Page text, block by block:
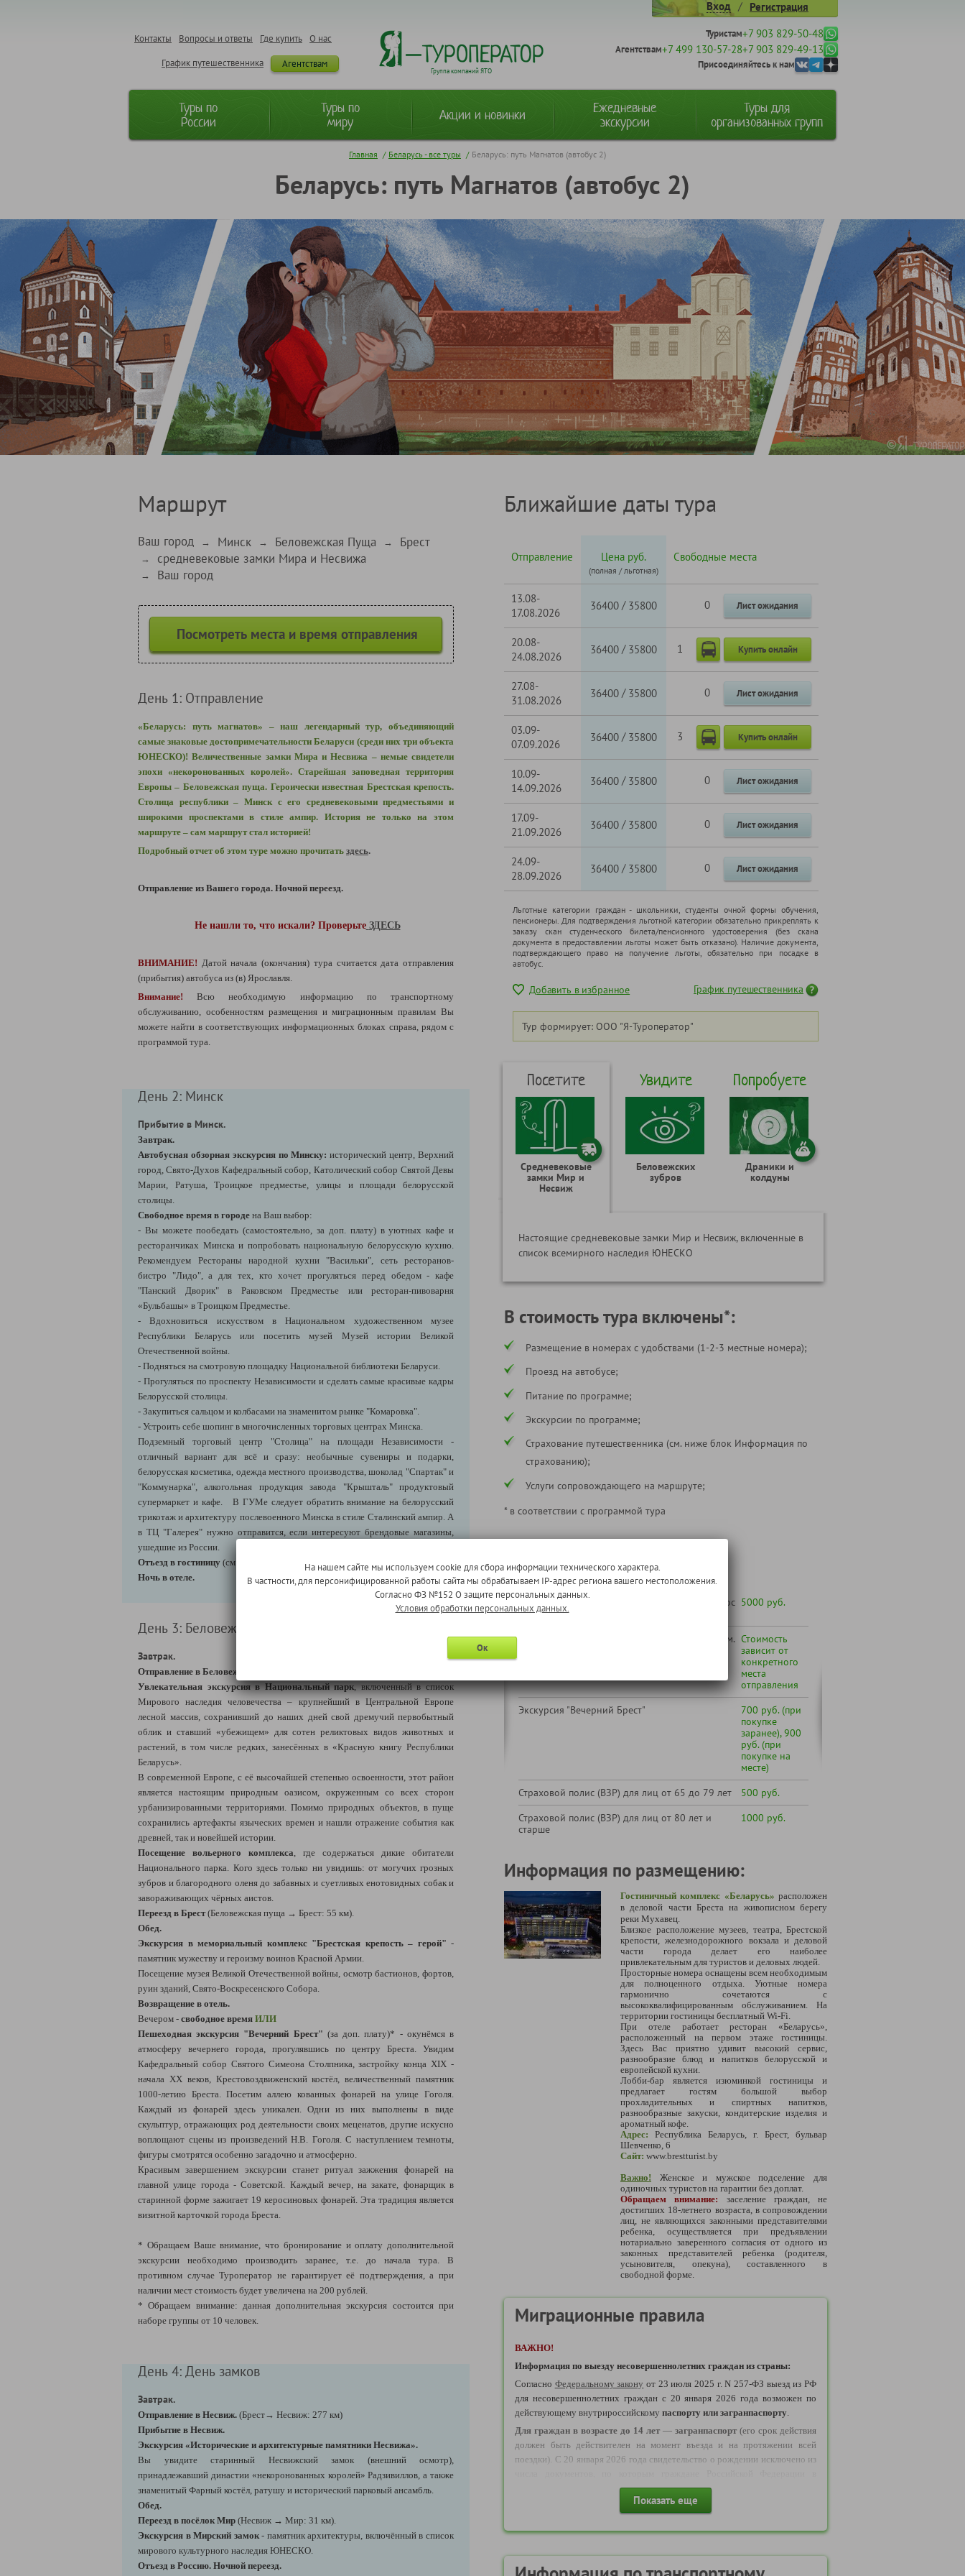
Вход / Регистрация
О нас
Где купить
Вопросы и ответы
Контакты
Агентствам
График путешественника
Группа компаний ЯТО
Туристам+7 903 829-50-48
Агентствам+7 499 130-57-28+7 903 829-49-13
Присоединяйтесь к нам
Туры по
России
Туры по
миру
Акции и новинки
Ежедневные
экскурсии
Туры для
организованных групп
Главная / Беларусь - все туры / Беларусь: путь Магнатов (автобус 2)
Беларусь: путь Магнатов (автобус 2)
Маршрут
Ваш город → Минск → Беловежская Пуща → Брест
→ средневековые замки Мира и Несвижа
→ Ваш город
Посмотреть места и время отправления
День 1: Отправление
«Беларусь: путь магнатов» – наш легендарный тур, объединяющий
самые знаковые достопримечательности Беларуси (среди них три объекта
ЮНЕСКО)! Величественные замки Мира и Несвижа – немые свидетели
эпохи «некоронованных королей». Старейшая заповедная территория
Европы – Беловежская пуща. Героически известная Брестская крепость.
Столица республики – Минск с его средневековыми предместьями и
широкими проспектами в стиле ампир. История не только на этом
маршруте – сам маршрут стал историей!
Подробный отчет об этом туре можно прочитать здесь.
Отправление из Вашего города. Ночной переезд.
Не нашли то, что искали? Проверьте ЗДЕСЬ
ВНИМАНИЕ! Датой начала (окончания) тура считается дата отправления
(прибытия) автобуса из (в) Ярославля.
Внимание!
Всю необходимую информацию по транспортному
обслуживанию, особенностям размещения и миграционным правилам Вы
можете найти в соответствующих информационных блоках справа, рядом с
программой тура.
День 2: Минск
Прибытие в Минск.
Завтрак.
Автобусная обзорная экскурсия по Минску:исторический центр, Верхний
город, Свято-Духов Кафедральный собор, Католический собор Святой Девы
Марии, Ратуша, Троицкое предместье, улицы и площади белорусской
столицы.
Свободное время в городе на Ваш выбор:
- Вы можете пообедать (самостоятельно, за доп. плату) в уютных кафе и
ресторанчиках Минска и попробовать национальную белорусскую кухню.
Рекомендуем Рестораны народной кухни "Васильки", сеть ресторанов-
бистро "Лидо", а для тех, кто хочет прогуляться перед обедом - кафе
"Панский Дворик" в Раковском Предместье или ресторан-пивоварня
«Бульбашы» в Троицком Предместье.
- Вдохновиться искусством в Национальном художественном музее
Республики Беларусь или посетить музей Музей истории Великой
Отечественной войны.
- Подняться на смотровую площадку Национальной библиотеки Беларуси.
- Прогуляться по проспекту Независимости и сделать самые красивые кадры
Белорусской столицы.
- Закупиться сальцом и колбасами на знаменитом рынке "Комаровка".
- Устроить себе шопинг в многочисленных торговых центрах Минска.
Подземный торговый центр "Столица" на площади Независимости -
отличный вариант для всё и сразу: необычные сувениры и подарки,
белорусская косметика, одежда местного производства, шоколад "Спартак" и
"Коммунарка", алкогольная продукция завода "Крышталь" продуктовый
супермаркет и кафе. В ГУМе следует обратить внимание на белорусский
трикотаж и архитектуру послевоенного Минска в стиле Сталинский ампир. А
в ТЦ "Галерея" нужно отправится, если интересуют брендовые магазины,
ушедшие из России.
Отъезд в гостиницу (см. блок "Информация по Размещению")
Ночь в отеле.
День 3: Беловежская пуща + Брест
Завтрак.
Отправление в Беловежскую пущу.
Увлекательная экскурсия в Национальный парк, включенный в список
Мирового наследия человечества – крупнейший в Центральной Европе
лесной массив, сохранивший до наших дней свой дремучий первобытный
облик и ставший «убежищем» для сотен реликтовых видов животных и
растений, в том числе редких, занесённых в «Красную книгу Республики
Беларусь».
В современной Европе, с её высочайшей степенью освоенности, этот район
является настоящим природным оазисом, окруженным со всех сторон
урбанизированными территориями. Помимо природных объектов, в пуще
сохранились артефакты языческих времен и нашли отражение события как
древней, так и новейшей истории.
Посещение вольерного комплекса , где содержаться дикие обитатели
Национального парка. Кого здесь только ни увидишь: от могучих грозных
зубров и благородного оленя до забавных и суетливых енотовидных собак и
завораживающих чёрных аистов.
Переезд в Брест(Беловежская пуща → Брест: 55 км).
Обед.
Экскурсия в мемориальный комплекс "Брестская крепость – герой" -
памятник мужеству и героизму воинов Красной Армии.
Посещение музея Великой Отечественной войны, осмотр бастионов, фортов,
руин зданий, Свято-Воскресенского Собора.
Возвращение в отель.
Вечером - свободное время ИЛИ
Пешеходная экскурсия "Вечерний Брест" (за доп. плату)* - окунёмся в
атмосферу вечернего города, прогулявшись по центру Бреста. Увидим
Кафедральный собор Святого Симеона Столпника, застройку конца XIX -
начала XX веков, Крестовоздвиженский костёл, величественный памятник
1000-летию Бреста. Посетим аллею кованных фонарей на улице Гоголя.
Каждый из фонарей здесь уникален. Одни из них выполнены в виде
скульптур, отражающих род деятельности своих меценатов, другие искусно
воплощают сцены из произведений Н.В. Гоголя. С наступлением темноты,
фигуры смотрятся особенно загадочно и атмосферно.
Красивым завершением экскурсии станет ритуал зажжения фонарей на
главной улице города - Советской. Каждый вечер, на закате, фонарщик в
старинной форме зажигает 19 керосиновых фонарей. Эта традиция является
визитной карточкой города Бреста.
* Обращаем Ваше внимание, что бронирование и оплату дополнительной
экскурсии необходимо производить заранее, т.е. до начала тура. В
противном случае Туроператор не гарантирует её подтверждения, а при
наличии мест стоимость будет увеличена на 200 рублей.
* Обращаем внимание: данная дополнительная экскурсия состоится при
наборе группы от 10 человек.
День 4: День замков
Завтрак.
Отправление в Несвиж. (Брест→ Несвиж: 277 км)
Прибытие в Несвиж.
Экскурсия «Исторические и архитектурные памятники Несвижа».
Вы увидите старинный Несвижский замок (внешний осмотр),
принадлежавший династии «некоронованных королей» Радзивиллов, а также
знаменитый Фарный костёл, ратушу и исторический парковый ансамбль.
Обед.
Переезд в посёлок Мир (Несвиж → Мир: 31 км).
Экскурсия в Мирский замок- памятник архитектуры, включённый в список
мирового культурного наследия ЮНЕСКО.
Отъезд в Россию. Ночной переезд.
Ближайшие даты тура
Отправление Цена руб.
(полная / льготная)
Свободные места
13.08-
17.08.2026
36400 / 35800 0 Лист ожидания
20.08-
24.08.2026
36400 / 35800 1 Купить онлайн
27.08-
31.08.2026
36400 / 35800 0 Лист ожидания
03.09-
07.09.2026
36400 / 35800 3 Купить онлайн
10.09-
14.09.2026
36400 / 35800 0 Лист ожидания
17.09-
21.09.2026
36400 / 35800 0 Лист ожидания
24.09-
28.09.2026
36400 / 35800 0 Лист ожидания
Льготные категории граждан - школьники, cтуденты очной формы обучения,
пенсионеры. Для подтверждения льготной категории обязательно прикреплять к
заказу скан студенческого билета/пенсионного удостоверения (без скана
документа в предоставлении льготы может быть отказано). Наличие документа,
подтверждающего право на получение льготы, обязательно при посадке в
автобус.
Добавить в избранное График путешественника
Тур формирует: ООО "Я-Туроператор"
Посетите
Средневековые
замки Мир и
Несвиж
Увидите
Беловежских
зубров
Попробуете
Драники и
колдуны
Настоящие средневековые замки Мир и Несвиж, включенные в
список всемирного наследия ЮНЕСКО
В стоимость тура включены*:
Размещение в номерах с удобствами (1-2-3 местные номера);
Проезд на автобусе;
Питание по программе;
Экскурсии по программе;
Страхование путешественника (см. ниже блок Информация по
страхованию);
Услуги сопровождающего на маршруте;
* в соответствии с программой тура
1-местное размещение (по желанию под запрос
в ЛК)
5000 руб.
Надбавка за отправление из Вашего города (см. Стоимость
зависит от
конкретного
места
отправления
Экскурсия "Вечерний Брест"
700 руб. (при
покупке
заранее), 900
руб. (при
покупке на
месте)
Страховой полис (ВЗР) для лиц от 65 до 79 лет
500 руб.
Страховой полис (ВЗР) для лиц от 80 лет и
старше
1000 руб.
Информация по размещению:
Гостиничный комплекс «Беларусь» расположен
в деловой части Брестана живописном берегу
реки Мухавец.
Близкое расположение музеев, театра, Брестской
крепости, железнодорожного вокзала и деловой
части города делает его наиболее
привлекательным для туристов и деловых людей.
Просторные номера оснащены всем необходимым
для полноценного отдыха. Уютные номера
гармонично сочетаются с
высококвалифицированным обслуживанием. На
территории гостиницы бесплатный Wi-Fi.
При отеле работает ресторан «Беларусь»,
расположенный на первом этаже гостиницы.
Здесь Вас приятно удивит высокий сервис,
разнообразие блюд и напитков белорусской и
европейской кухни.
Лобби-бар является изюминкой гостиницы и
предлагает гостям большой выбор
прохладительных и спиртных напитков,
разнообразные закуски, кондитерские изделия и
ароматный кофе.
Адрес:
Республика Беларусь, г. Брест, бульвар
Шевченко, 6
Сайт: www.brestturist.by
Важно!
Женское и мужское подселение для
одиночных туристов на гарантии без доплат.
Обращаем внимание: заселение граждан, не
достигших 18-летнего возраста, в сопровождении
лиц, не являющихся законными представителями
ребенка, осуществляется при предъявлении
нотариально заверенного согласия от одного из
законных представителей ребенка (родителя,
усыновителя, опекуна), составленного в
свободной форме.
Миграционные правила
ВАЖНО!
Информация по выезду несовершеннолетних граждан из страны:
Согласно Федеральному закону от 23 июля 2025 г. N 257-ФЗ выезд из РФ
для несовершеннолетних граждан с 20 января 2026 года возможен по
действующему внутрироссийскому паспорту или загранпаспорту
Для граждан в возрасте до 14 лет — загранпаспорт (его срок действия
должен быть действителен на момент въезда и на протяжении всей
поездки). С 20 января 2026 года свидетельство о рождении исключено из
возрасте до 14 лет могут осуществлять выезд в Беларусь
Свидетельство о рождении исключено
поскольку стал возможным проезд иностранных граждан через пункты
Показать еще
На нашем сайте мы используем cookie для сбора информации технического характера.
В частности, для персонифицированной работы сайта мы обрабатываем IP-адрес региона вашего местоположения.
Согласно ФЗ №152 О защите персональных данных.
Условия обработки персональных данных.
Ок